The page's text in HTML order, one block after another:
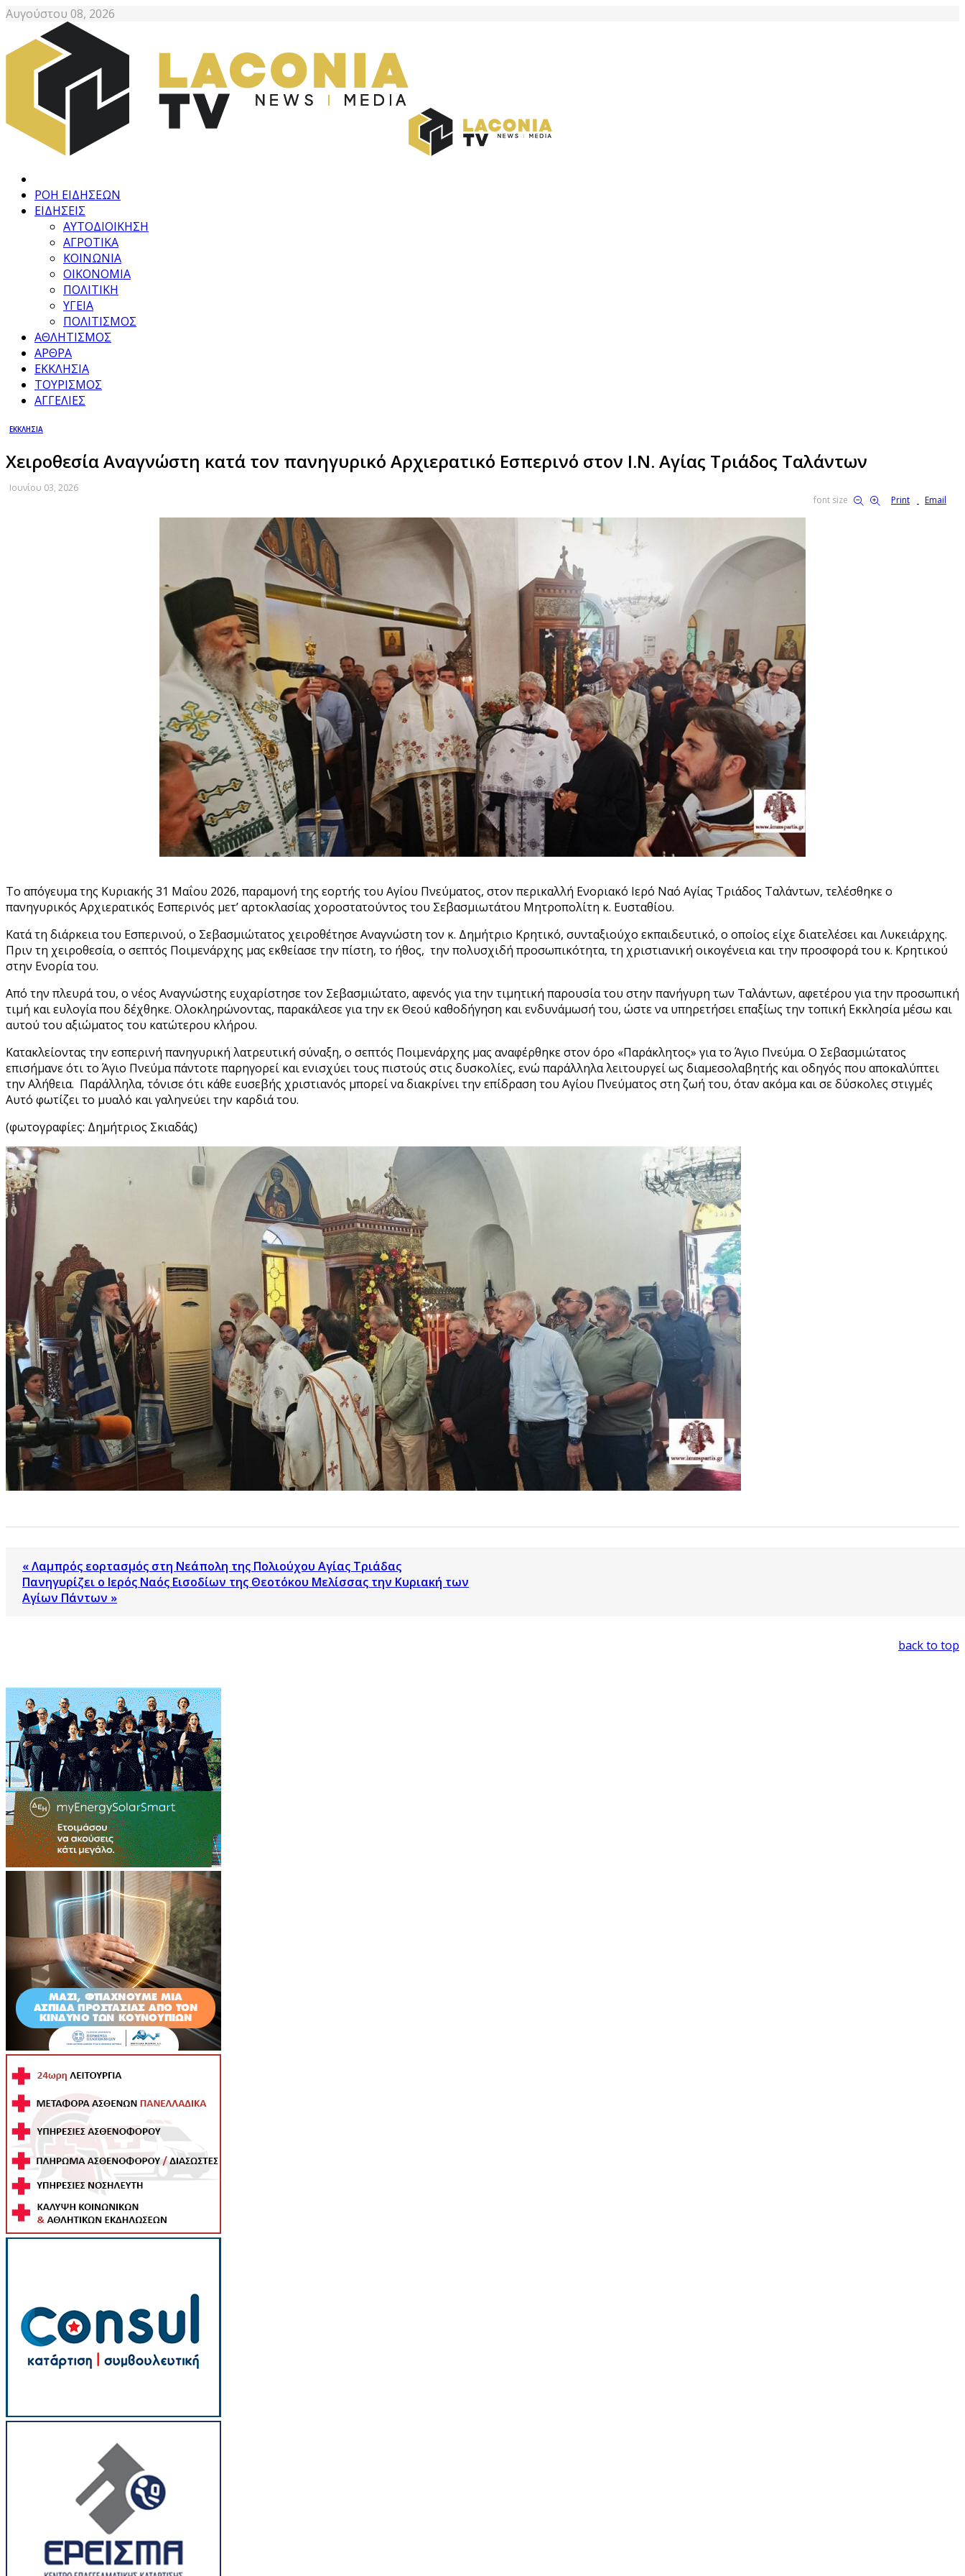
Αυγούστου 08, 2026
ΡΟΗ ΕΙΔΗΣΕΩΝ
ΕΙΔΗΣΕΙΣ
ΑΥΤΟΔΙΟΙΚΗΣΗ
ΑΓΡΟΤΙΚΑ
ΚΟΙΝΩΝΙΑ
ΟΙΚΟΝΟΜΙΑ
ΠΟΛΙΤΙΚΗ
ΥΓΕΙΑ
ΠΟΛΙΤΙΣΜΟΣ
ΑΘΛΗΤΙΣΜΟΣ
ΑΡΘΡΑ
ΕΚΚΛΗΣΙΑ
ΤΟΥΡΙΣΜΟΣ
ΑΓΓΕΛΙΕΣ
ΕΚΚΛΗΣΙΑ
Χειροθεσία Αναγνώστη κατά τον πανηγυρικό Αρχιερατικό Εσπερινό στον Ι.Ν. Αγίας Τριάδος Ταλάντων
Ιουνίου 03, 2026
font size
Print Email
Το απόγευμα της Κυριακής 31 Μαΐου 2026, παραμονή της εορτής του Αγίου Πνεύματος, στον περικαλλή Ενοριακό Ιερό Ναό Αγίας Τριάδος Ταλάντων, τελέσθηκε ο
πανηγυρικός Αρχιερατικός Εσπερινός μετ’ αρτοκλασίας χοροστατούντος του Σεβασμιωτάτου Μητροπολίτη κ. Ευσταθίου.
Κατά τη διάρκεια του Εσπερινού, ο Σεβασμιώτατος χειροθέτησε Αναγνώστη τον κ. Δημήτριο Κρητικό, συνταξιούχο εκπαιδευτικό, ο οποίος είχε διατελέσει και Λυκειάρχης.
Πριν τη χειροθεσία, ο σεπτός Ποιμενάρχης μας εκθείασε την πίστη, το ήθος, την πολυσχιδή προσωπικότητα, τη χριστιανική οικογένεια και την προσφορά του κ. Κρητικού
στην Ενορία του.
Από την πλευρά του, ο νέος Αναγνώστης ευχαρίστησε τον Σεβασμιώτατο, αφενός για την τιμητική παρουσία του στην πανήγυρη των Ταλάντων, αφετέρου για την προσωπική
τιμή και ευλογία που δέχθηκε. Ολοκληρώνοντας, παρακάλεσε για την εκ Θεού καθοδήγηση και ενδυνάμωσή του, ώστε να υπηρετήσει επαξίως την τοπική Εκκλησία μέσω και
αυτού του αξιώματος του κατώτερου κλήρου.
Κατακλείοντας την εσπερινή πανηγυρική λατρευτική σύναξη, ο σεπτός Ποιμενάρχης μας αναφέρθηκε στον όρο «Παράκλητος» για το Άγιο Πνεύμα. Ο Σεβασμιώτατος
επισήμανε ότι το Άγιο Πνεύμα πάντοτε παρηγορεί και ενισχύει τους πιστούς στις δυσκολίες, ενώ παράλληλα λειτουργεί ως διαμεσολαβητής και οδηγός που αποκαλύπτει
την Αλήθεια. Παράλληλα, τόνισε ότι κάθε ευσεβής χριστιανός μπορεί να διακρίνει την επίδραση του Αγίου Πνεύματος στη ζωή του, όταν ακόμα και σε δύσκολες στιγμές
Αυτό φωτίζει το μυαλό και γαληνεύει την καρδιά του.
(φωτογραφίες: Δημήτριος Σκιαδάς)
« Λαμπρός εορτασμός στη Νεάπολη της Πολιούχου Αγίας Τριάδας
Πανηγυρίζει ο Ιερός Ναός Εισοδίων της Θεοτόκου Μελίσσας την Κυριακή των
Αγίων Πάντων »
back to top